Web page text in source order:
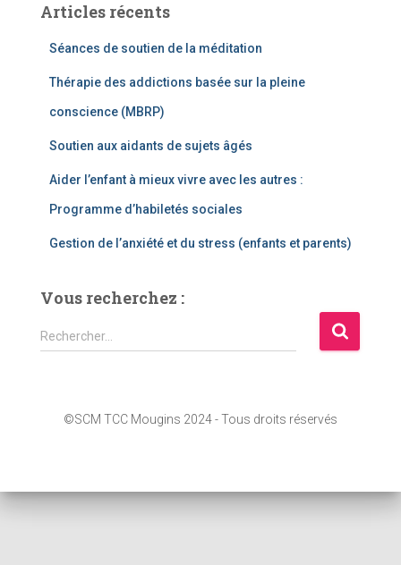
Articles récents
Séances de soutien de la méditation
Thérapie des addictions basée sur la pleine
conscience (MBRP)
Soutien aux aidants de sujets âgés
Aider l’enfant à mieux vivre avec les autres :
Programme d’habiletés sociales
Gestion de l’anxiété et du stress (enfants et parents)
Vous recherchez :
R
e
Rechercher…
©SCM TCC Mougins 2024 - Tous droits réservés